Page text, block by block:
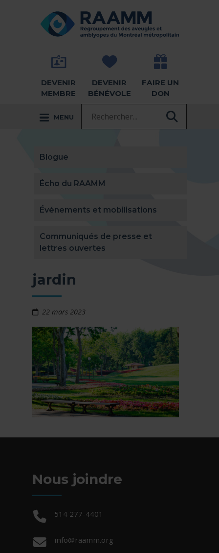
RETOUR À LA PAGE D'ACCUEIL -
DEVENIR
MEMBRE
DEVENIR
BÉNÉVOLE
FAIRE UN
DON
MENU
Blogue
Écho du RAAMM
Événements et mobilisations
Communiqués de presse et
lettres ouvertes
jardin
22 mars 2023
Nous joindre
Téléphone :
514 277-4401
Courriel :
info@raamm.org